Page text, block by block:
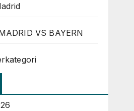
VS BAYERN